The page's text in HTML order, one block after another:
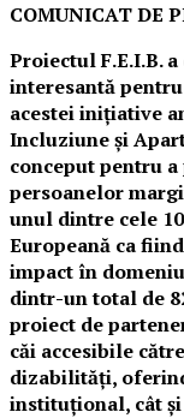
COMUNICAT DE
Proiectul F.E.I.B.
interesantă
acestei inițiative
Incluziune și
conceput pentru
persoanelor
unul dintre cele
Europeană ca
impact în
dintr-un total de
proiect de
căi accesibile
dizabilități,
instituțional, cât